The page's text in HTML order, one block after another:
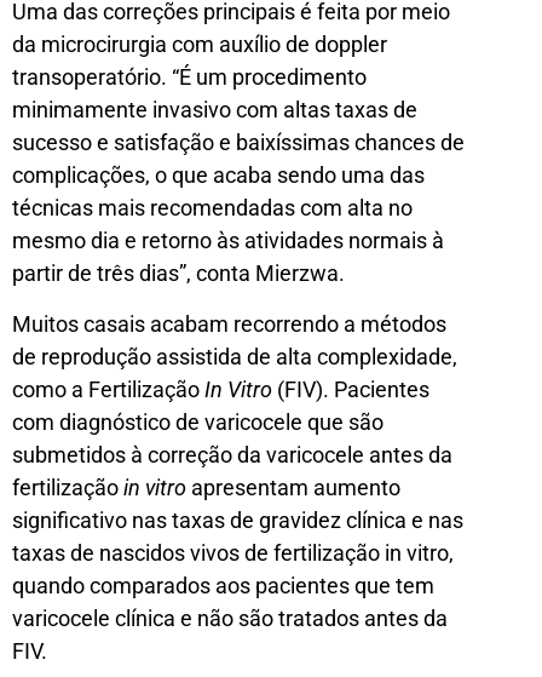
Uma das correções principais é feita por meio
da microcirurgia com auxílio de doppler
transoperatório. “É um procedimento
minimamente invasivo com altas taxas de
sucesso e satisfação e baixíssimas chances de
complicações, o que acaba sendo uma das
técnicas mais recomendadas com alta no
mesmo dia e retorno às atividades normais à
partir de três dias”, conta Mierzwa.
Muitos casais acabam recorrendo a métodos
de reprodução assistida de alta complexidade,
como a FertilizaçãoIn Vitro (FIV). Pacientes
com diagnóstico de varicocele que são
submetidos à correção da varicocele antes da
fertilizaçãoin vitro apresentam aumento
significativo nas taxas de gravidez clínica e nas
taxas de nascidos vivos de fertilização in vitro,
quando comparados aos pacientes que tem
varicocele clínica e não são tratados antes da
FIV.